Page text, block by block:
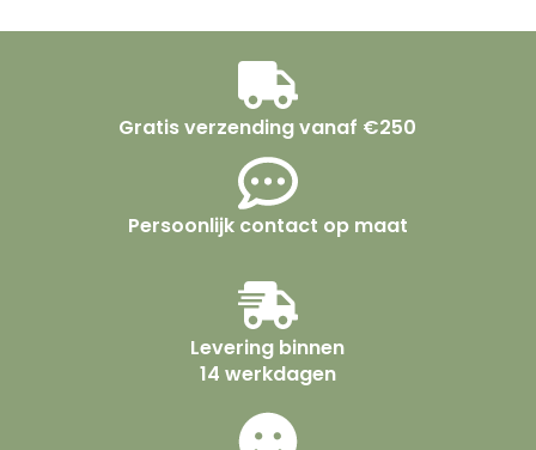
Gratis verzending vanaf €250
Persoonlijk contact op maat
Levering binnen
14 werkdagen